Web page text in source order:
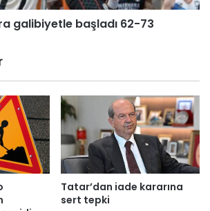
galibiyetle başladı 62-73
Tatar’dan iade kararına
sert tepki